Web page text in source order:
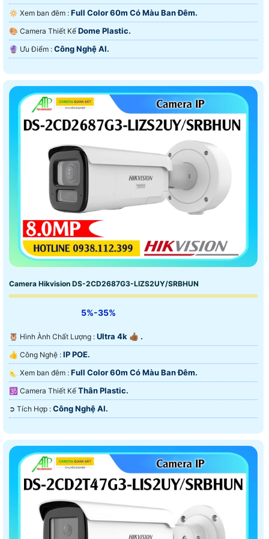
🔅 Xem ban đêm : Full Color 60m Có Màu Ban Ðêm.
🎨 Camera Thiết Kế Dome Plastic.
️🔮 Ưu Điểm : Công Nghệ AI.
Camera Hikvision DS-2CD2687G3-LIZS2UY/SRBHUN
5%-35%
🦉 Hình Ành Chất Lượng : Ultra 4k 👍🏾 .
👍 Công Nghệ : IP POE.
🌜 Xem ban đêm : Full Color 60m Có Màu Ban Ðêm.
🕉️ Camera Thiết Kế Thân Plastic.
️➲ Tích Hợp : Công Nghệ AI.